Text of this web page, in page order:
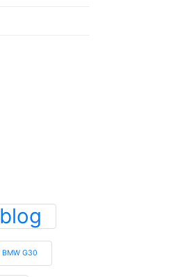
blog
BMW G30